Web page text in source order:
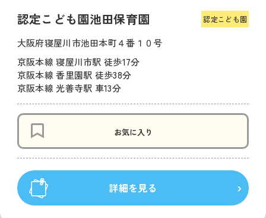
認定こども園池田保育園 認定こども園
大阪府寝屋川市池田本町４番１０号
京阪本線 寝屋川市駅 徒歩17分
京阪本線 香里園駅 徒歩38分
京阪本線 光善寺駅 車13分
お気に入り
詳細を見る